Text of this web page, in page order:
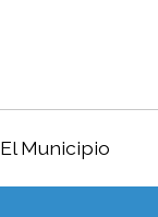
El Municipio